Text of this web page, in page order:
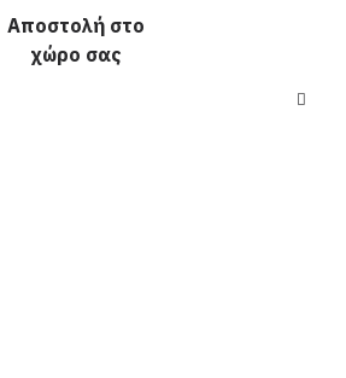
Αποστολή στο
χώρο σας